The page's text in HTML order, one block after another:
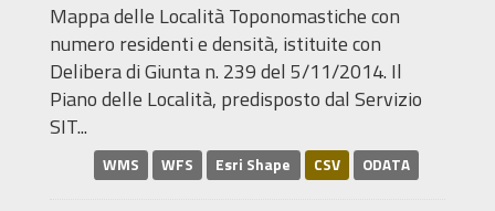
Mappa delle Località Toponomastiche con
numero residenti e densità, istituite con
Delibera di Giunta n. 239 del 5/11/2014. Il
Piano delle Località, predisposto dal Servizio
SIT...
WMS WFS Esri Shape CSV ODATA